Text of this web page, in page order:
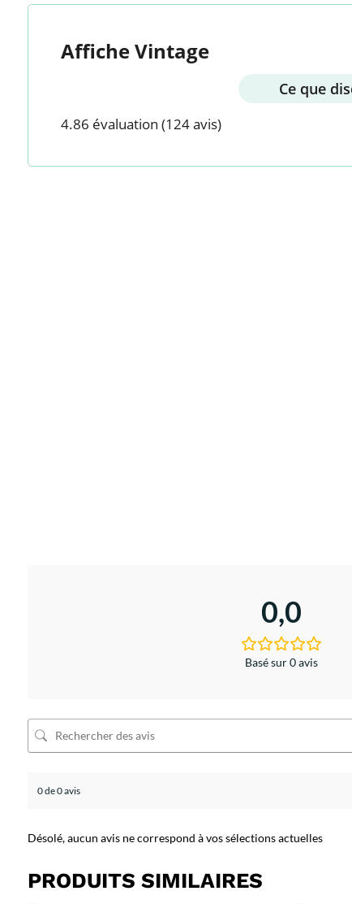
Affiche Vintage
Ce que
4.86 évaluation (124 avis)
0,0
Basé sur 0 avis
0 de 0 avis
Désolé, aucun avis ne correspond à vos sélections actuelles
PRODUITS SIMILAIRES